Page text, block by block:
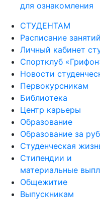
для ознакомления
СТУДЕНТАМ
Расписание занятий
Личный кабинет
Спортклуб
Новости
Первокурсникам
Библиотека
Центр карьеры
Образование
Образование за
Студенческая
Стипендии и
материальные
Общежитие
Выпускникам